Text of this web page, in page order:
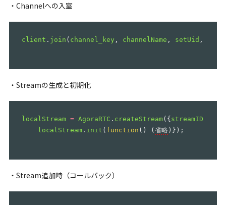
・Channelへの入室
client . join ( channel_key , channelName , setUid ,
・Streamの生成と初期化
localStream = AgoraRTC . createStream({ streamID
localStream . init ( function () (省略 )});
・Stream追加時（コールバック）